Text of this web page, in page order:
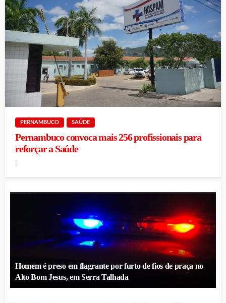
PERNAMBUCO SAÚDE
Pernambuco convoca mais 256 profissionais para
reforçar a Saúde
Homem é preso em flagrante por furto de fios de praça no
Alto Bom Jesus, em Serra Talhada